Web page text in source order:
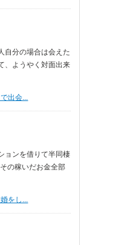
自分の場合は会えた
、ようやく対面出来
出会...
ョンを借りて半同棲
の稼いだお金全部
をし...